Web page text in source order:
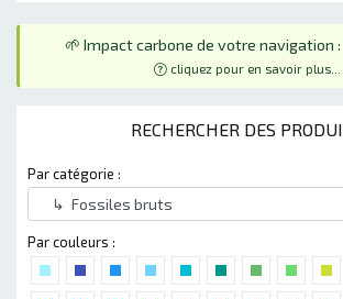
🌱 Impact carbone de votre navigation :
cliquez pour en savoir plus...
RECHERCHER DES
Par catégorie :
Par couleurs :